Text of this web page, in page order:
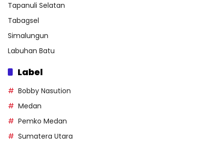
Tapanuli Selatan
Tabagsel
Simalungun
Labuhan Batu
Label
Bobby Nasution
Medan
Pemko Medan
Sumatera Utara